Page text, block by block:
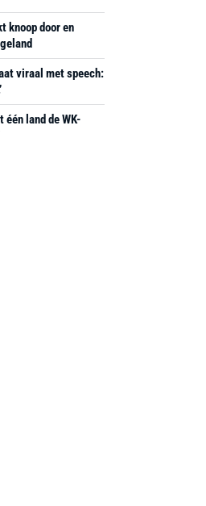
knoop door en
viraal met speech:
land de WK-